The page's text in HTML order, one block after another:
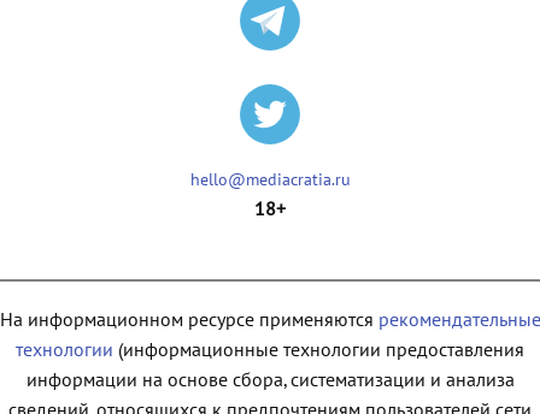
hello@mediacratia.ru
18+
На информационном ресурсе применяются рекомендательные
технологии (информационные технологии предоставления
информации на основе сбора, систематизации и анализа